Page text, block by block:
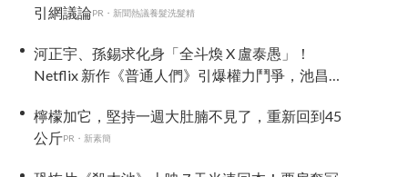
引網議論PR・新聞熱議養髮洗髮精
河正宇、孫錫求化身「全斗煥 X 盧泰愚」！
Netflix 新作《普通人們》引爆權力鬥爭，池昌旭
檸檬加它，堅持一週大肚腩不見了，重新回到45
公斤PR・新素簡